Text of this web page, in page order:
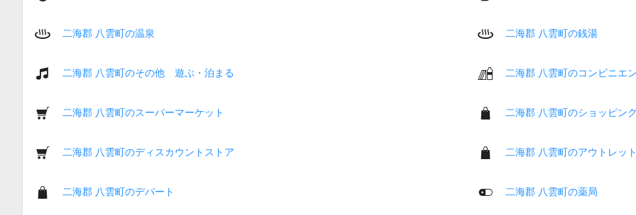
二海郡 八雲町の温泉 二海郡 八雲町の銭湯
二海郡 八雲町のその他 遊ぶ・泊まる 二海郡 八雲町のコンビニエ
二海郡 八雲町のスーパーマーケット 二海郡 八雲町のショッピン
二海郡 八雲町のディスカウントストア 二海郡 八雲町のアウトレッ
二海郡 八雲町のデパート 二海郡 八雲町の薬局